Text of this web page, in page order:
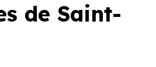
de Saint-